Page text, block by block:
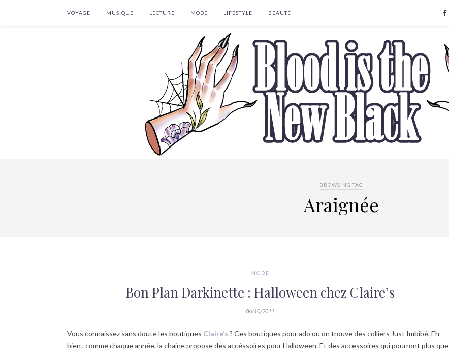
VOYAGE MUSIQUE LECTURE MODE LIFESTYLE BEAUTÉ
BROWSING TAG
Araignée
MODE
Bon Plan Darkinette : Halloween chez Claire’s
06/10/2011
Vous connaissez sans doute les boutiques Claire’s ? Ces boutiques pour ado ou on trouve des colliers Just Imbibé. Eh
bien , comme chaque année, la chaine propose des accéssoires pour Halloween. Et des accessoires qui pourront plus que